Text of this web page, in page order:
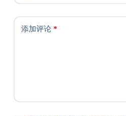
添加评论*